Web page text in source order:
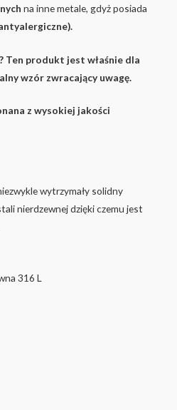
na inne metale, gdyż posiada
Ten produkt jest właśnie dla
wzór zwracający uwagę.
z wysokiej jakości
wytrzymały solidny
nierdzewnej dzięki czemu jest
316 L